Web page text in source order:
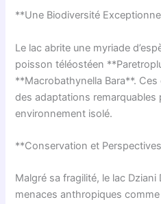
**Une Biodiversité
Le lac abrite une myriade
poisson téléostéen
**Macrobathynella Bara**.
des adaptations remarquables
environnement isolé.
**Conservation et
Malgré sa fragilité, le lac
menaces anthropiques